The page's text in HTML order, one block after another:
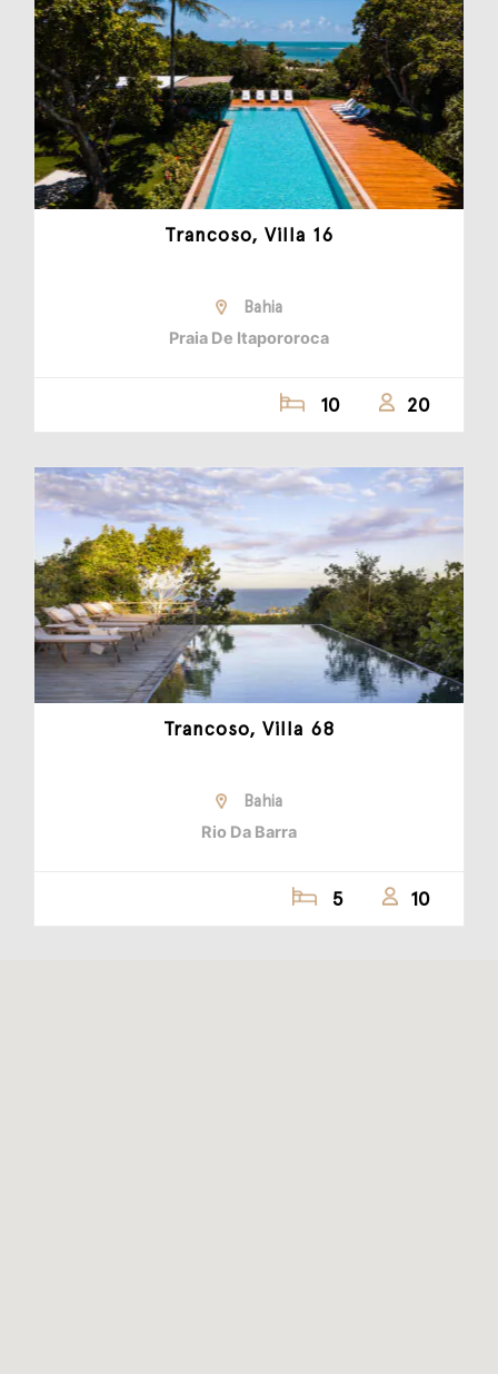
Trancoso, Villa 16
Bahia
Praia De Itapororoca
10 20
Trancoso, Villa 68
Bahia
Rio Da Barra
5 10